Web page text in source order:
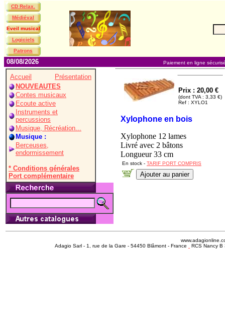
CD Relax.
Médiéval
Eveil musical
Logiciels
Patrons
08/08/2026 Paiement en ligne
Accueil
Présentation
NOUVEAUTES
Contes musicaux
Ecoute active
Instruments et
percussions
Musique, Récréation...
Musique :
Berceuses,
endormissement
* Conditions générales
Port complémentaire
Prix : 20,00 €
(dont TVA : 3,33 €)
Ref : XYLO1
Xylophone en bois
Xylophone 12 lames
Livré avec 2 bâtons
Longueur 33 cm
En stock - TARIF PORT COMPRIS
Adagio Sarl - 1, rue de la Gare - 54450 Blâmont - France
RCS Nancy B